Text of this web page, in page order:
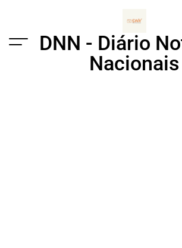
Menu
DNN - Diário
Nacionais